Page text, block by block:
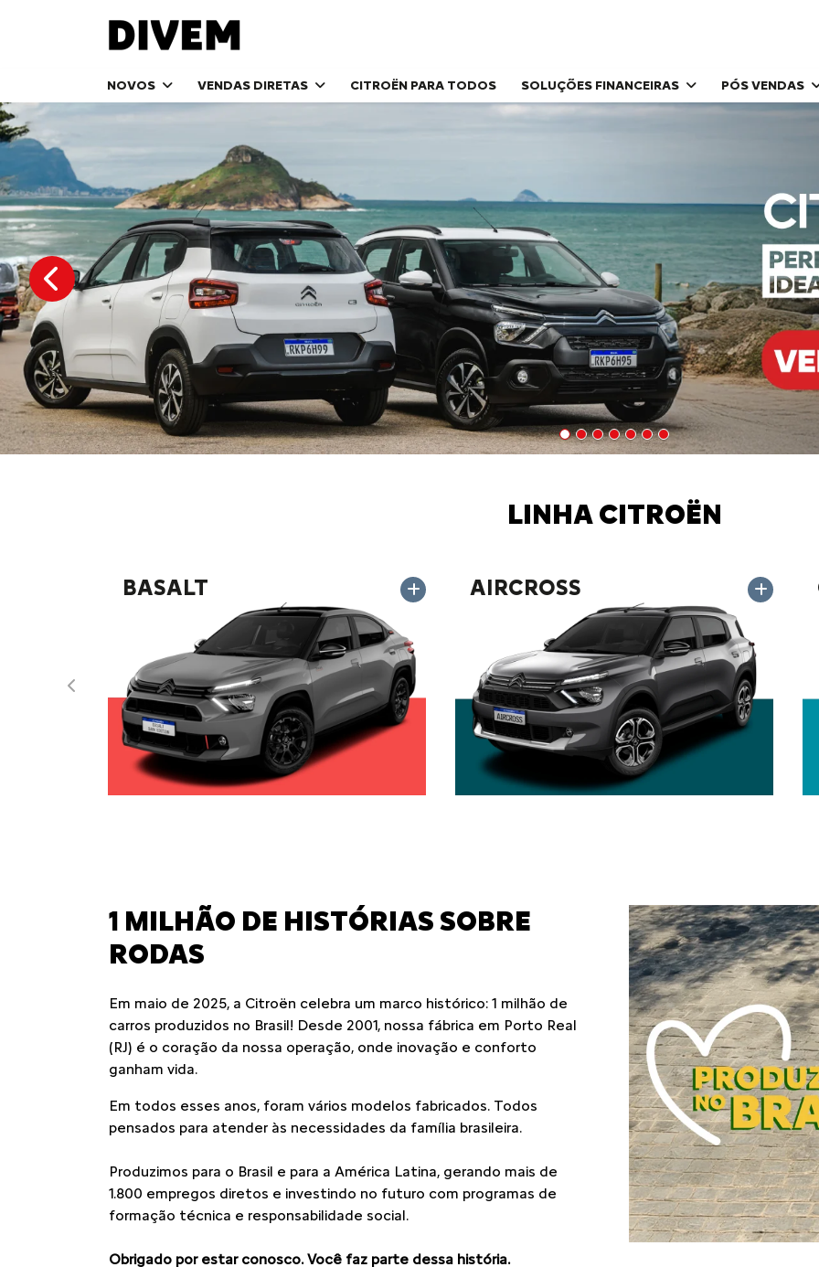
NOVOS VENDAS DIRETAS CITROËN PARA TODOS SOLUÇÕES FINANCEIRAS PÓS VENDAS
templates.template-01.components.carousel.texts.control_prev